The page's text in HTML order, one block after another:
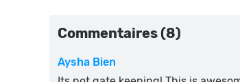
Commentaires (8)
Aysha Bien